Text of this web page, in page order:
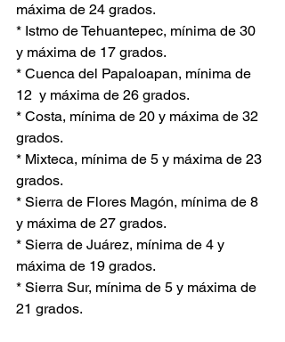
máxima de 24 grados.
* Istmo de Tehuantepec, mínima de 30
y máxima de 17 grados.
* Cuenca del Papaloapan, mínima de
12  y máxima de 26 grados.
* Costa, mínima de 20 y máxima de 32
grados.
* Mixteca, mínima de 5 y máxima de 23
grados.
* Sierra de Flores Magón, mínima de 8
y máxima de 27 grados.
* Sierra de Juárez, mínima de 4 y
máxima de 19 grados.
* Sierra Sur, mínima de 5 y máxima de
21 grados.